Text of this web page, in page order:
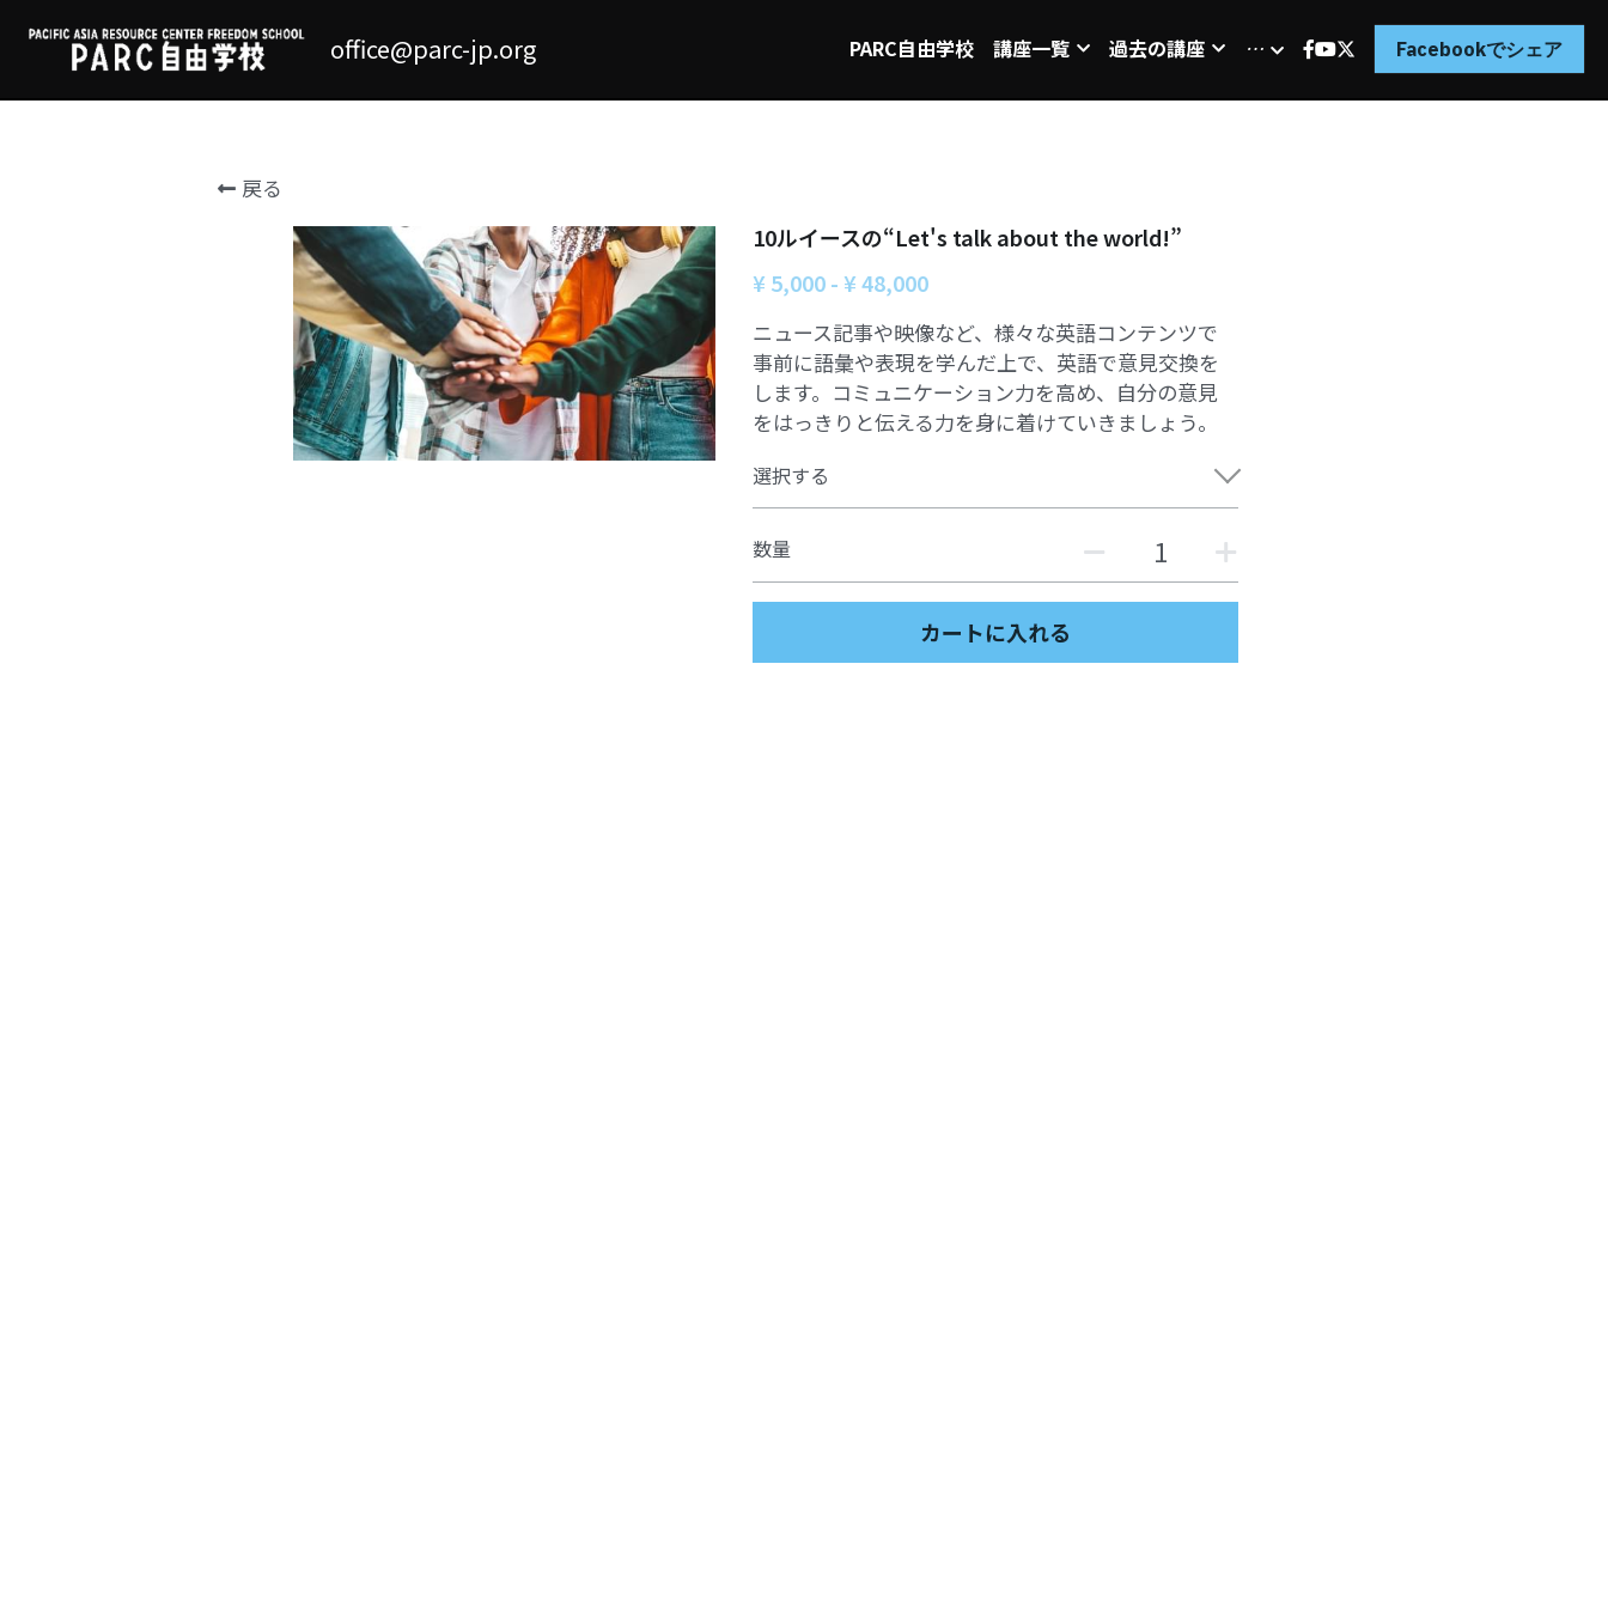
office@parc-jp.org PARC自由学校 講座一覧 過去の講座 … Facebookでシェア
戻る
10ルイースの“Let's talk about the world!”
¥ 5,000 - ¥ 48,000
ニュース記事や映像など、様々な英語コンテンツで
事前に語彙や表現を学んだ上で、英語で意見交換を
します。コミュニケーション力を高め、自分の意見
をはっきりと伝える力を身に着けていきましょう。
選択する
数量
カートに入れる